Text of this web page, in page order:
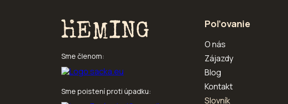
Sme členom:
Sme poistení proti úpadku:
Poľovanie
O nás
Zájazdy
Blog
Kontakt
Slovník